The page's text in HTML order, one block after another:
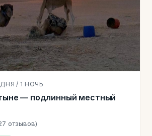
/ 1 НОЧЬ
— подлинный местный
отзывов)